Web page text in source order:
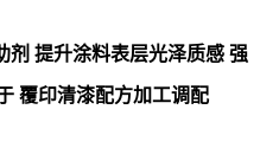
剂 提升涂料表层光泽质感 强
覆印清漆配方加工调配